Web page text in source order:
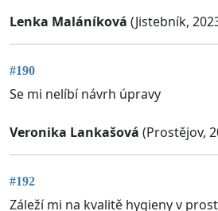
Lenka Maláníková (Jistebník,
#190
Se mi nelíbí návrh úpravy
Veronika Lankašová (Prostějov,
#192
Záleží mi na kvalitě hygieny v